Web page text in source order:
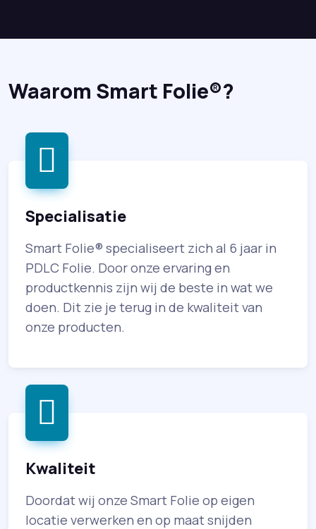
Waarom Smart Folie®?
Specialisatie
Smart Folie® specialiseert zich al 6 jaar in
PDLC Folie. Door onze ervaring en
productkennis zijn wij de beste in wat we
doen. Dit zie je terug in de kwaliteit van
onze producten.
Kwaliteit
Doordat wij onze Smart Folie op eigen
locatie verwerken en op maat snijden